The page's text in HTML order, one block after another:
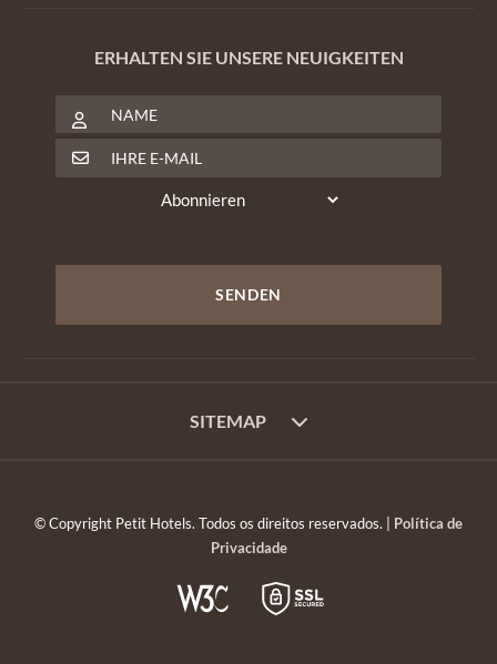
ERHALTEN SIE UNSERE NEUIGKEITEN
SITEMAP
© Copyright Petit Hotels. Todos os direitos reservados. | Política de
Privacidade